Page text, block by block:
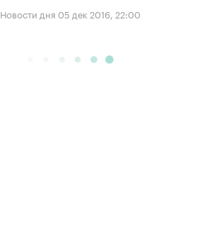
Новости дня 05 дек 2016, 22:00